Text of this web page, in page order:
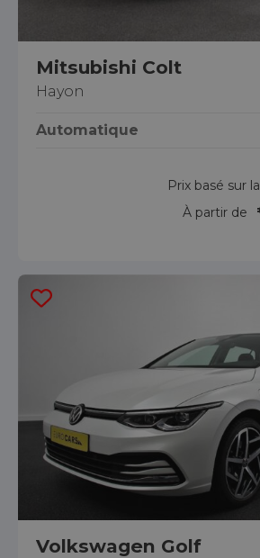
Mitsubishi Colt
Hayon
Automatique
Prix basé sur
À partir de
Volkswagen Golf